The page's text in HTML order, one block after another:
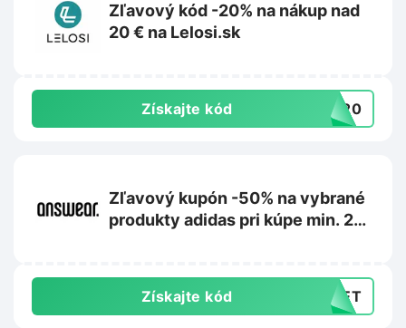
Zľavový kód -20% na nákup nad
20 € na Lelosi.sk
Získajte kód RA20
Zľavový kupón -50% na vybrané
produkty adidas pri kúpe min. 2
Získajte kód CRET